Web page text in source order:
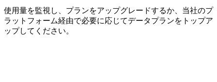
使用量を監視し、プランをアップグレードするか、当社のプ
ラットフォーム経由で必要に応じてデータプランをトップア
ップしてください。